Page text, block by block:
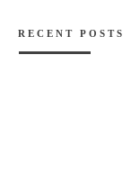
RECENT POSTS